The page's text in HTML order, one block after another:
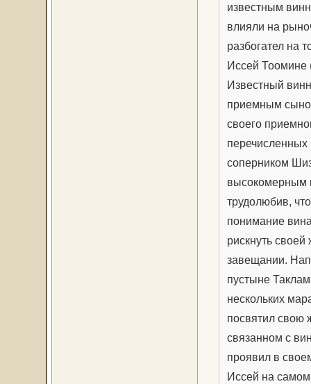
известным
влияли на
разбогател на
Иссей Тоомине
Известный
приемным
своего
соперником
высокомерным
трудолюбив,
понимание
рискнуть
завещании.
пустыне
нескольких
посвятил свою
связанном с
проявил в
Иссей на